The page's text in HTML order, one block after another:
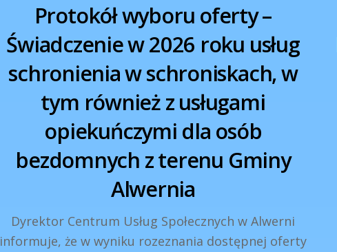
Protokół wyboru oferty –
Świadczenie w 2026 roku usług
schronienia w schroniskach, w
tym również z usługami
opiekuńczymi dla osób
bezdomnych z terenu Gminy
Alwernia
Dyrektor Centrum Usług Społecznych w Alwerni
informuje, że w wyniku rozeznania dostępnej oferty